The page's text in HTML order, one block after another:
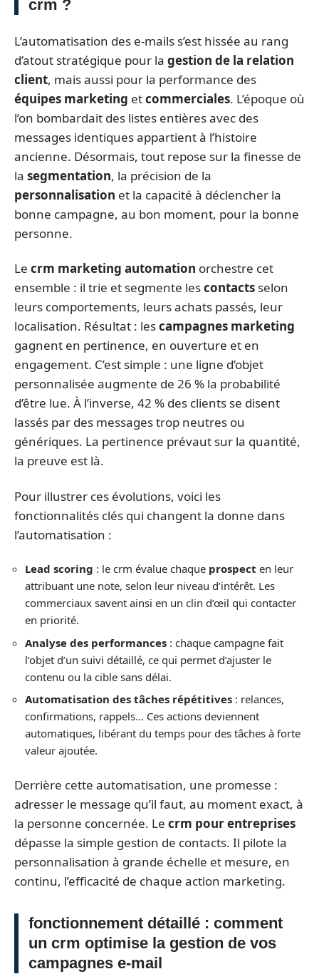
crm ?
L’automatisation des e-mails s’est hissée au rang
d’atout stratégique pour la gestion de la relation
client, mais aussi pour la performance des
équipes marketing etcommerciales. L’époque où
l’on bombardait des listes entières avec des
messages identiques appartient à l’histoire
ancienne. Désormais, tout repose sur la finesse de
la segmentation, la précision de la
personnalisation et la capacité à déclencher la
bonne campagne, au bon moment, pour la bonne
personne.
Le crm marketing automation orchestre cet
ensemble : il trie et segmente lescontacts selon
leurs comportements, leurs achats passés, leur
localisation. Résultat : lescampagnes marketing
gagnent en pertinence, en ouverture et en
engagement. C’est simple : une ligne d’objet
personnalisée augmente de 26 % la probabilité
d’être lue. À l’inverse, 42 % des clients se disent
lassés par des messages trop neutres ou
génériques. La pertinence prévaut sur la quantité,
la preuve est là.
Pour illustrer ces évolutions, voici les
fonctionnalités clés qui changent la donne dans
l’automatisation :
Lead scoring : le crm évalue chaque prospect en leur
attribuant une note, selon leur niveau d’intérêt. Les
commerciaux savent ainsi en un clin d’œil qui contacter
en priorité.
Analyse des performances : chaque campagne fait
l’objet d’un suivi détaillé, ce qui permet d’ajuster le
contenu ou la cible sans délai.
Automatisation des tâches répétitives : relances,
confirmations, rappels… Ces actions deviennent
automatiques, libérant du temps pour des tâches à forte
valeur ajoutée.
Derrière cette automatisation, une promesse :
adresser le message qu’il faut, au moment exact, à
la personne concernée. Le crm pour entreprises
dépasse la simple gestion de contacts. Il pilote la
personnalisation à grande échelle et mesure, en
continu, l’efficacité de chaque action marketing.
fonctionnement détaillé : comment
un crm optimise la gestion de vos
campagnes e-mail